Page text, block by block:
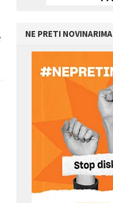
NE PRETI NOVINARIMA